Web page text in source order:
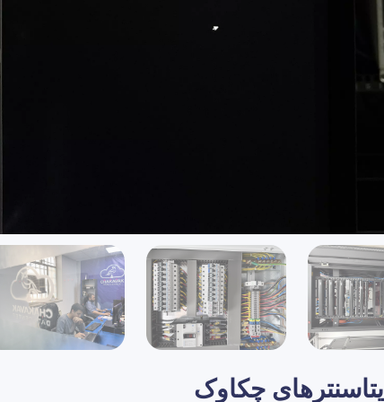
چکاوک